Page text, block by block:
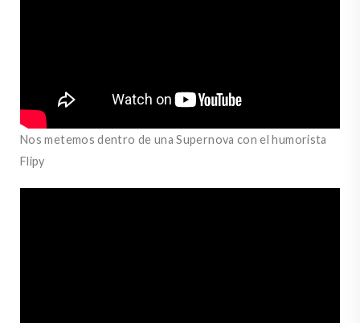
Nos metemos dentro de una Supernova con el humorista
Flipy